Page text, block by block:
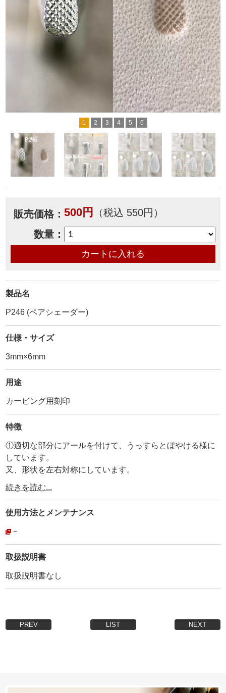
1 2 3 4 5 6
販売価格： 500円
（税込 550円）
数量：
製品名
P246 (ペアシェーダー)
仕様・サイズ
3mm×6mm
用途
カービング用刻印
特徴
①適切な部分にアールを付けて、うっすらとぼやける様に
しています。
又、形状を左右対称にしています。
頭部分から持ち手部分まで一体型です(溶接ではありませ
ん)。
その為、曲がりや変形がありません。
・
②刻印ナンバーとmade in japanを打刻しています。
・
③全体にメッキ加工を施しています。
④持ち手部分にアヤメ加工を施して滑り止めにしていま
す。
続きを読む...
使用方法と メンテナンス
－
取扱説明書
取扱説明書なし
PREV LIST NEXT